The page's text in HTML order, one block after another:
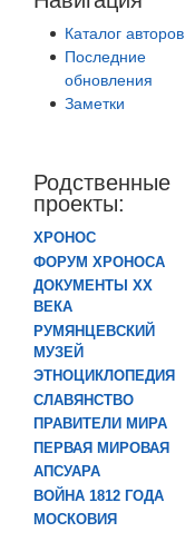
Каталог авторов
Последние
обновления
Заметки
Родственные
проекты:
ХРОНОС
ФОРУМ ХРОНОСА
ДОКУМЕНТЫ XX
ВЕКА
РУМЯНЦЕВСКИЙ
МУЗЕЙ
ЭТНОЦИКЛОПЕДИЯ
СЛАВЯНСТВО
ПРАВИТЕЛИ МИРА
ПЕРВАЯ МИРОВАЯ
АПСУАРА
ВОЙНА 1812 ГОДА
МОСКОВИЯ